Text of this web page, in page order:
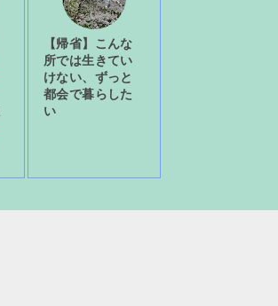
【帰省】こんな
所では生きてい
けない、ずっと
都会で暮らした
い